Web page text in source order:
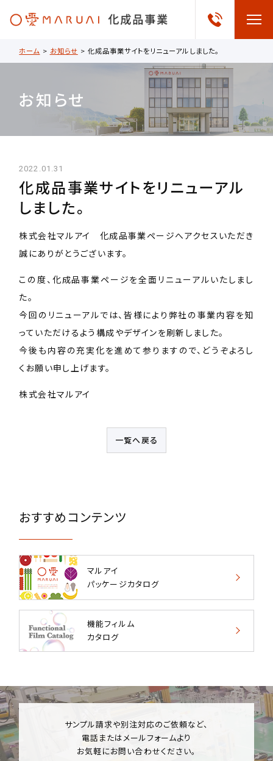
ホーム > お知らせ > 化成品事業サイトをリニューアルしました。
お知らせ
2022.01.31
化成品事業サイトをリニューアル
しました。
株式会社マルアイ 化成品事業ページへアクセスいただき
誠にありがとうございます。
この度、化成品事業ページを全面リニューアルいたしまし
た。
今回のリニューアルでは、皆様により弊社の事業内容を知
っていただけるよう構成やデザインを刷新しました。
今後も内容の充実化を進めて参りますので、どうぞよろし
くお願い申し上げます。
株式会社マルアイ
一覧へ戻る
おすすめコンテンツ
マルアイ
パッケージカタログ
機能フィルム
カタログ
サンプル請求や別注対応のご依頼など、
電話またはメールフォームより
お気軽にお問い合わせください。